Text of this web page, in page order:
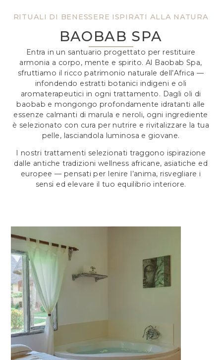
RITUALI DI BENESSERE ISPIRATI ALLA NATURA
BAOBAB SPA
Entra in un santuario progettato per restituire
armonia a corpo, mente e spirito. Al Baobab Spa,
sfruttiamo il ricco patrimonio naturale dell’Africa —
infondendo estratti botanici indigeni e oli
aromaterapeutici in ogni trattamento. Dagli oli di
baobab e mongongo profondamente idratanti alle
essenze calmanti di marula e neroli, ogni ingrediente
è selezionato con cura per nutrire e rivitalizzare la tua
pelle, lasciandola luminosa e giovane.
I nostri trattamenti selezionati traggono ispirazione
dalle antiche tradizioni wellness africane, asiatiche ed
europee — pensati per lenire l’anima, risvegliare i
sensi ed elevare il tuo equilibrio interiore.